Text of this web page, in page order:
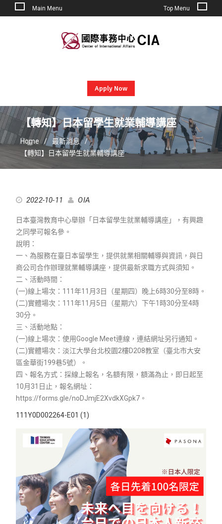
Main Menu Top Menu
Apply Now
【轉知】日本留學生就業輔導講座
Home
最新消息
【轉知】日本留學生就業輔導講座
2022-10-11 OIA
日本臺灣教育中心舉辦「日本留學生就業輔導講座」，有興趣
之同學可報名參。
說明：
一、為服務在臺日本留學生，提供就業相關輔導與資訊，與日
商公司合作辦理就業輔導講座，提供最新求職方式與須知。
二、活動時間：
(一)線上場次：111年11月3日（星期四）晚上6時30分至8時。
(二)實體場次：111年11月5日（星期六）下午1時30分至4時
30分。
三、活動地點：
(一)線上場次：使用Google Meet連線，連結網址另行通知。
(二)實體場次：淡江大學台北校園2樓D208教室（臺北市大安
區金華街199巷5號）。
四、報名方式：採線上報名，名額有限，額滿為止，即日起至
10月31日止，報名網址：
https://forms.gle/noDJmjE2XvdkXGpk7。
111Y0D002264-E01 (1)